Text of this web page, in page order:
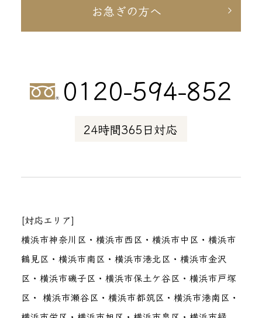
お急ぎの方へ
0120-594-852
24時間365日対応
[対応エリア]
横浜市神奈川区・横浜市西区・横浜市中区・横浜市
鶴見区・横浜市南区・横浜市港北区・横浜市金沢
区・横浜市磯子区・横浜市保土ケ谷区・横浜市戸塚
区・ 横浜市瀬谷区・横浜市都筑区・横浜市港南区・